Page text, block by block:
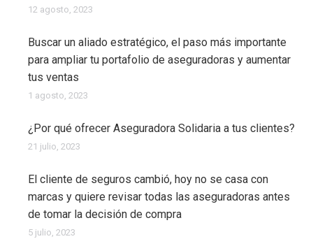
12 agosto, 2023
Buscar un aliado estratégico, el paso más importante
para ampliar tu portafolio de aseguradoras y aumentar
tus ventas
1 agosto, 2023
¿Por qué ofrecer Aseguradora Solidaria a tus clientes?
21 julio, 2023
El cliente de seguros cambió, hoy no se casa con
marcas y quiere revisar todas las aseguradoras antes
de tomar la decisión de compra
5 julio, 2023